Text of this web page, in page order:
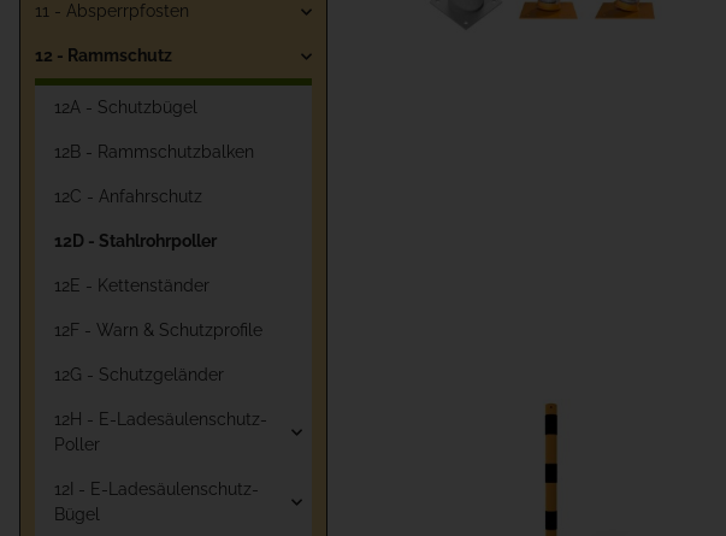
11 - Absperrpfosten
12 - Rammschutz
12A - Schutzbügel
12B - Rammschutzbalken
12C - Anfahrschutz
12D - Stahlrohrpoller
12E - Kettenständer
12F - Warn & Schutzprofile
12G - Schutzgeländer
12H - E-Ladesäulenschutz-
Poller
12I - E-Ladesäulenschutz-
Bügel